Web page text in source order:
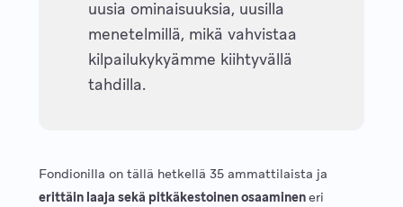
uusia ominaisuuksia, uusilla
menetelmillä, mikä vahvistaa
kilpailukykyämme kiihtyvällä
tahdilla.
Fondionilla on tällä hetkellä 35 ammattilaista ja
erittäin laaja sekä pitkäkestoinen osaamineneri